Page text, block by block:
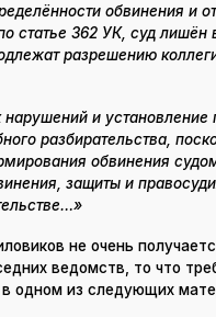
обвинения и
статье 362 УК, суд лишён
разрешению
и установление
разбирательства,
обвинения
защиты и
не очень
ведомств, то что
одном из следующих